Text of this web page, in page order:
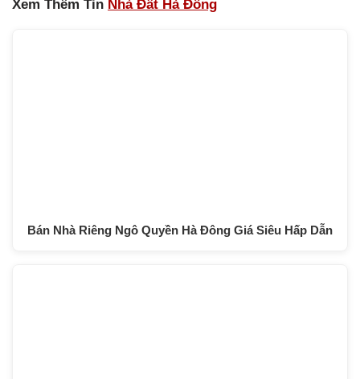
Xem Thêm Tin Nhà Đất Hà Đông
Bán Nhà Riêng Ngô Quyền Hà Đông Giá Siêu Hấp Dẫn